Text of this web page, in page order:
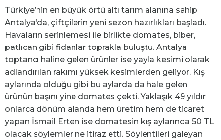
Türkiye’nin en büyük örtü altı tarım alanına sahip
Antalya’da, çiftçilerin yeni sezon hazırlıkları başladı.
Havaların serinlemesi ile birlikte domates, biber,
patlıcan gibi fidanlar toprakla buluştu. Antalya
toptancı haline gelen ürünler ise yayla kesimi olarak
adlandırılan rakımı yüksek kesimlerden geliyor. Kış
aylarında olduğu gibi bu aylarda da hale gelen
ürünün başını yine domates çekti. Yaklaşık 49 yıldır
onlarca dönüm alanda hem üretim hem de ticaret
yapan İsmail Erten ise domatesin kış aylarında 50 TL
olacak söylemlerine itiraz etti. Söylentileri galeyan